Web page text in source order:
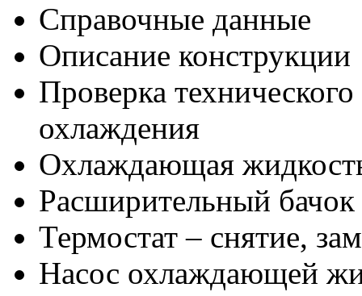
Справочные данные
Описание конструкции
Проверка
охлаждения
Охлаждающая
Расширительный бачок
Термостат – снятие,
Насос охлаждающей